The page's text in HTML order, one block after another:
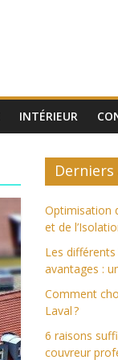
INTÉRIEUR
Optimisation
et de
Les
avantages :
Comment
Laval ?
6 raisons
couvreur